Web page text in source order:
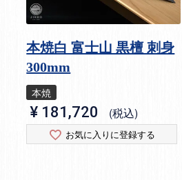
本焼白 富士山 黒檀 刺身
300mm
本焼
¥ 181,720 税込
お気に入りに登録する